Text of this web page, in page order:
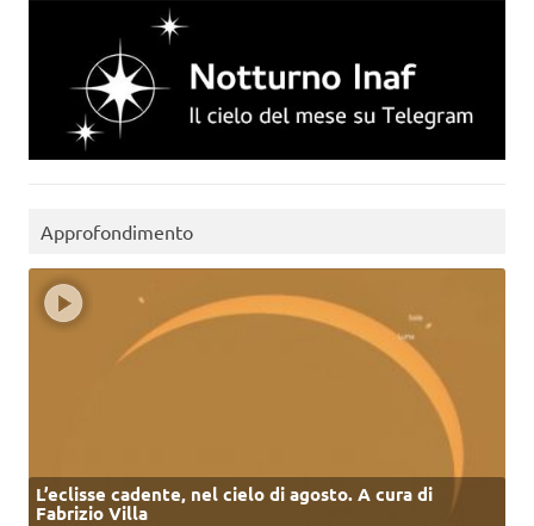
Approfondimento
L’eclisse cadente, nel cielo di agosto. A cura di
Fabrizio Villa